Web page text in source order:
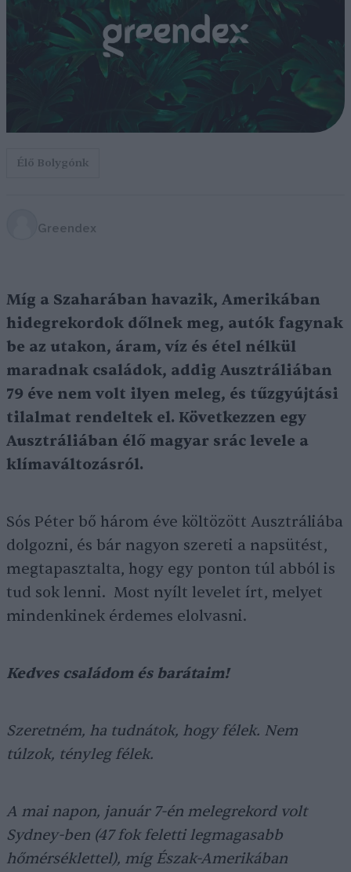
Élő Bolygónk
Greendex
Míg a Szaharában havazik, Amerikában
hidegrekordok dőlnek meg, autók fagynak
be az utakon, áram, víz és étel nélkül
maradnak családok, addig Ausztráliában
79 éve nem volt ilyen meleg, és tűzgyújtási
tilalmat rendeltek el. Következzen egy
Ausztráliában élő magyar srác levele a
klímaváltozásról.
Sós Péter bő három éve költözött Ausztráliába
dolgozni, és bár nagyon szereti a napsütést,
megtapasztalta, hogy egy ponton túl abból is
tud sok lenni. Most nyílt levelet írt, melyet
mindenkinek érdemes elolvasni.
Kedves családom és barátaim!
Szeretném, ha tudnátok, hogy félek. Nem
túlzok, tényleg félek.
A mai napon, január 7-én melegrekord volt
Sydney-ben (47 fok feletti legmagasabb
hőmérséklettel), míg Észak-Amerikában